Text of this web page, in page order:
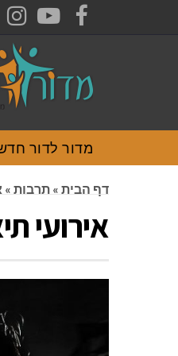
FACEBOOK
מדור לדור
דף הבית » תרבות »
אירועי